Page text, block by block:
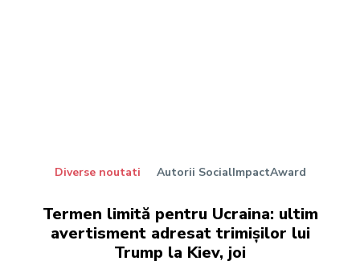
Diverse noutati Autorii SocialImpactAward
Termen limită pentru Ucraina: ultim
avertisment adresat trimișilor lui
Trump la Kiev, joi